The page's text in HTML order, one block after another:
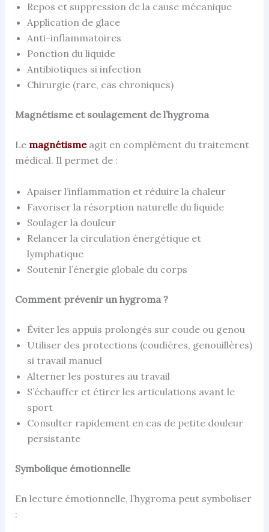
Repos et suppression de la cause mécanique
Application de glace
Anti-inflammatoires
Ponction du liquide
Antibiotiques si infection
Chirurgie (rare, cas chroniques)
Magnétisme et soulagement de l’hygroma
Le magnétismeagit en complément du traitement
médical. Il permet de :
Apaiser l’inflammation et réduire la chaleur
Favoriser la résorption naturelle du liquide
Soulager la douleur
Relancer la circulation énergétique et
lymphatique
Soutenir l’énergie globale du corps
Comment prévenir un hygroma ?
Éviter les appuis prolongés sur coude ou genou
Utiliser des protections (coudières, genouillères)
si travail manuel
Alterner les postures au travail
S’échauffer et étirer les articulations avant le
sport
Consulter rapidement en cas de petite douleur
persistante
Symbolique émotionnelle
En lecture émotionnelle, l’hygroma peut symboliser
: